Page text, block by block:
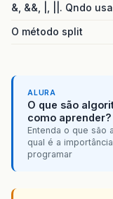
&, &&, |, ||. Qndo
O método split
ALURA
O que são
como aprender?
Entenda o que são
qual é a
programar